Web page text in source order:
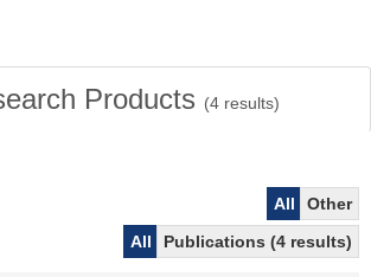
Products (4results)
All
Other
All
Publications (4 results)